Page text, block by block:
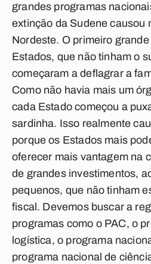
grandes programas
extinção da Sudene causou
Nordeste. O primeiro
Estados, que não tinham o
começaram a deflagrar a
Como não havia mais um
cada Estado começou a
sardinha. Isso realmente
porque os Estados mais
oferecer mais vantagem na
de grandes investimentos,
pequenos, que não tinham
fiscal. Devemos buscar a
programas como o PAC, o
logística, o programa
programa nacional de